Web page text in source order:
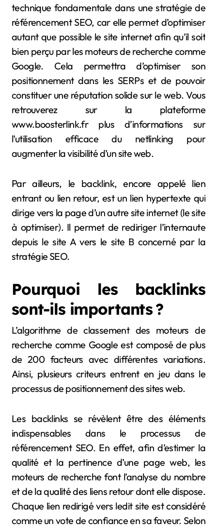
technique fondamentale dans une stratégie de
référencement SEO, car elle permet d’optimiser
autant que possible le site internet afin qu’il soit
bien perçu par les moteurs de recherche comme
Google. Cela permettra d’optimiser son
positionnement dans les SERPs et de pouvoir
constituer une réputation solide sur le web. Vous
retrouverez sur la plateforme
www.boosterlink.fr plus d’informations sur
l’utilisation efficace du netlinking pour
augmenter la visibilité d’un site web.
Par ailleurs, le backlink, encore appelé lien
entrant ou lien retour, est un lien hypertexte qui
dirige vers la page d’un autre site internet (le site
à optimiser). Il permet de rediriger l’internaute
depuis le site A vers le site B concerné par la
stratégie SEO.
Pourquoi les backlinks
sont-ils importants ?
L’algorithme de classement des moteurs de
recherche comme Google est composé de plus
de 200 facteurs avec différentes variations.
Ainsi, plusieurs criteurs entrent en jeu dans le
processus de positionnement des sites web.
Les backlinks se révèlent être des éléments
indispensables dans le processus de
référencement SEO. En effet, afin d’estimer la
qualité et la pertinence d’une page web, les
moteurs de recherche font l’analyse du nombre
et de la qualité des liens retour dont elle dispose.
Chaque lien redirigé vers ledit site est considéré
comme un vote de confiance en sa faveur. Selon